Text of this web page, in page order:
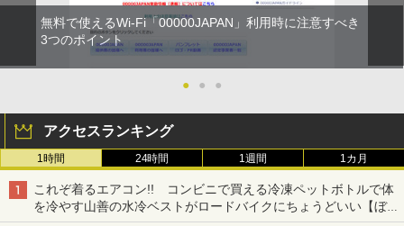
無料で使えるWi-Fi「00000JAPAN」利用時に注意すべき
3つのポイント
● ● ●
アクセスランキング
1時間 24時間 1週間 1カ月
これぞ着るエアコン!! コンビニで買える冷凍ペットボトルで体
を冷やす山善の水冷ベストがロードバイクにちょうどいい【ぼっ